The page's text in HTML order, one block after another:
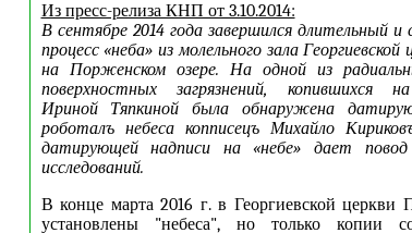
Из пресс-релиза КНП от 3.10.2014:
В сентябре 2014 года завершился длительный
процесс «неба» из молельного зала
на Порженском озере. На одной из
поверхностных загрязнений, копившихся
Ириной Тяпкиной была обнаружена
роботалъ небеса копписецъ Михайло
датирующей надписи на «небе» дает
исследований.
В конце марта 2016 г. в Георгиевской церкви
установлены "небеса", но только копии